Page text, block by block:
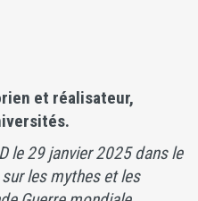
et réalisateur,
le 29 janvier 2025 dans le
les mythes et les